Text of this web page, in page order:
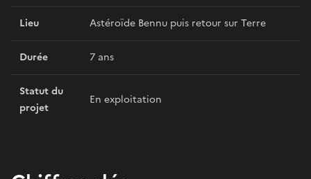
Lieu Astéroïde Bennu puis retour sur Terre
Durée 7 ans
Statut du
projet
En exploitation